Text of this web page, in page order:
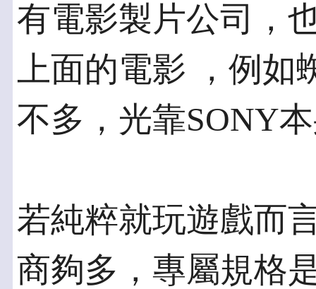
有電影製片公司，
上面的電影 ，例
不多，光靠SONY
若純粹就玩遊戲而
商夠多，專屬規格